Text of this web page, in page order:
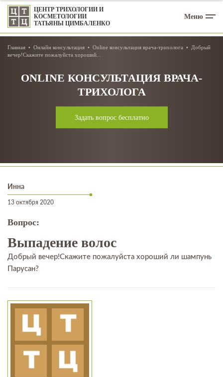
ЦЕНТР ТРИХОЛОГИИ И
КОСМЕТОЛОГИИ
ТАТЬЯНЫ ЦИМБАЛЕНКО
Меню
Главная Онлайн консультация Online консультация врача-трихолога
Добрый
вечер!Скажите пожалуйста хороший...
ONLINE КОНСУЛЬТАЦИЯ ВРАЧА-
ТРИХОЛОГА
Задать вопрос бесплатно
Инна
13 октября 2020
Вопрос:
Выпадение волос
Добрый вечер!Скажите пожалуйста хороший ли шампунь
Парусан?